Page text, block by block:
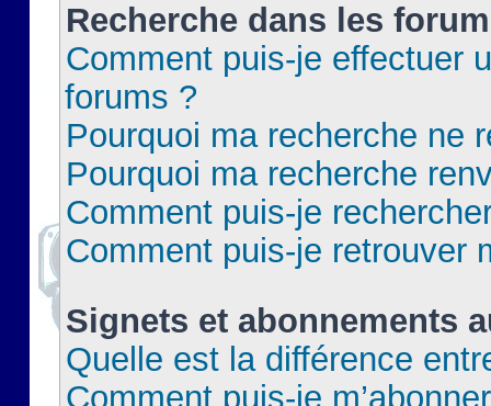
Recherche dans les
Comment puis-je effectuer
forums ?
Pourquoi ma recherche ne
Pourquoi ma recherche
Comment puis-je
Comment puis-je retrouver
Signets et abonnements
Quelle est la différence
Comment puis-je